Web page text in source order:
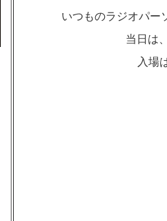
いつものラジオパー
当日は
入場